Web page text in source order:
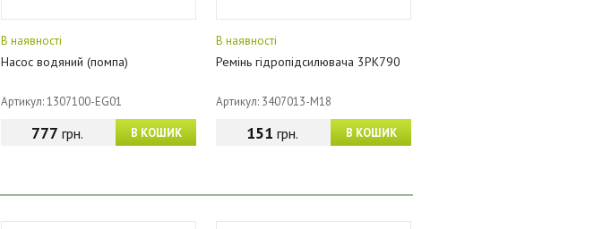
В наявності
Насос водяний (помпа)
Артикул: 1307100-EG01
В КОШИК
777 грн.
В наявності
Ремінь гідропідсилювача 3PK790
Артикул: 3407013-M18
В КОШИК
151 грн.